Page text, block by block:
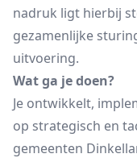
nadruk ligt hierbij
gezamenlijke
uitvoering.
Wat ga je doen?
Je ontwikkelt,
op strategisch en
gemeenten